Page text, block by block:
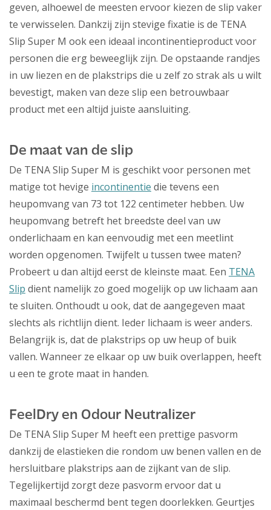
geven, alhoewel de meesten ervoor kiezen de slip vaker
te verwisselen. Dankzij zijn stevige fixatie is de TENA
Slip Super M ook een ideaal incontinentieproduct voor
personen die erg beweeglijk zijn. De opstaande randjes
in uw liezen en de plakstrips die u zelf zo strak als u wilt
bevestigt, maken van deze slip een betrouwbaar
product met een altijd juiste aansluiting.
De maat van de slip
De TENA Slip Super M is geschikt voor personen met
matige tot hevige incontinentie die tevens een
heupomvang van 73 tot 122 centimeter hebben. Uw
heupomvang betreft het breedste deel van uw
onderlichaam en kan eenvoudig met een meetlint
worden opgenomen. Twijfelt u tussen twee maten?
Probeert u dan altijd eerst de kleinste maat. Een TENA
Slip dient namelijk zo goed mogelijk op uw lichaam aan
te sluiten. Onthoudt u ook, dat de aangegeven maat
slechts als richtlijn dient. Ieder lichaam is weer anders.
Belangrijk is, dat de plakstrips op uw heup of buik
vallen. Wanneer ze elkaar op uw buik overlappen, heeft
u een te grote maat in handen.
FeelDry en Odour Neutralizer
De TENA Slip Super M heeft een prettige pasvorm
dankzij de elastieken die rondom uw benen vallen en de
hersluitbare plakstrips aan de zijkant van de slip.
Tegelijkertijd zorgt deze pasvorm ervoor dat u
maximaal beschermd bent tegen doorlekken. Geurtjes